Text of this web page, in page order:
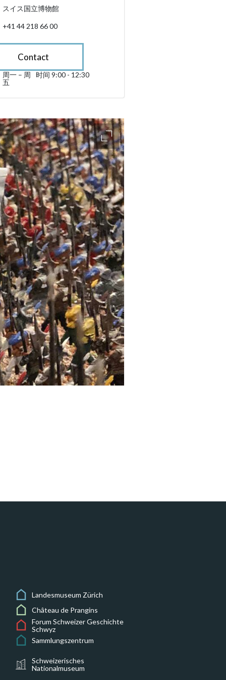
スイス国立博物館
+41 44 218 66 00
Contact
only.opening_hours
星期一 till 星期五 09:00 - 12:30
周一 – 周
五
时间 9:00 - 12:30
Landesmuseum Zürich
Château de Prangins
Forum Schweizer Geschichte
Schwyz
Sammlungszentrum
Schweizerisches
Nationalmuseum